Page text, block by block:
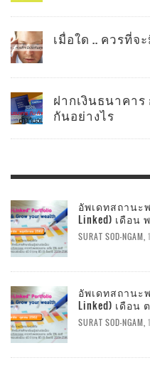
เมื่อใด .. ควรที่
ฝากเงินธนาคา
กันอย่างไร
อัพเดทสถานะ
Linked) เดือน
SURAT SOD-NGAM
อัพเดทสถานะ
Linked) เดือน
SURAT SOD-NGAM